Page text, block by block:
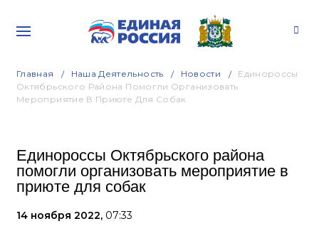
Главная Наша Деятельность Новости
Единороссы
Октябрьского Района Помогли Организовать
Мероприятие В Приюте Для Собак
Единороссы Октябрьского района
помогли организовать мероприятие в
приюте для собак
14 ноября 2022, 07:33